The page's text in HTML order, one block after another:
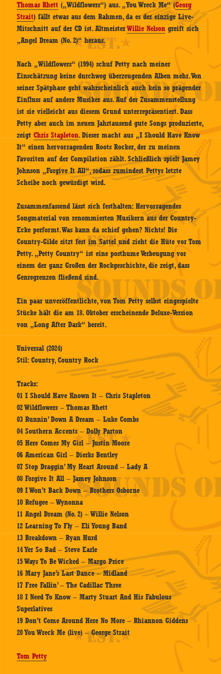
Thomas Rhett („Wildflowers“) aus. „You Wreck Me“ (Georg
Strait) fällt etwas aus dem Rahmen, da es der einzige Live-
Mitschnitt auf der CD ist. AltmeisterWillie Nelson greift sich
„Angel Dream (No. 2)“ heraus.
Nach „Wildflowers“ (1994) schuf Petty nach meiner
Einschätzung keine durchweg überzeugenden Alben mehr. Von
seiner Spätphase geht wahrscheinlich auch kein so prägender
Einfluss auf andere Musiker aus. Auf der Zusammenstellung
ist sie vielleicht aus diesem Grund unterrepräsentiert. Dass
Petty aber auch im neuen Jahrtausend gute Songs produzierte,
zeigtChris Stapleton. Dieser macht aus „I Should Have Know
It“ einen hervorragenden Roots Rocker, der zu meinen
Favoriten auf der Compilation zählt. Schließlich spielt Jamey
Johnson „Forgive It All“, sodass zumindest Pettys letzte
Scheibe noch gewürdigt wird.
Zusammenfassend lässt sich festhalten: Hervorragendes
Songmaterial von renommierten Musikern aus der Country-
Ecke performt. Was kann da schief gehen? Nichts! Die
Country-Gilde sitzt fest im Sattel und zieht die Hüte vor Tom
Petty. „Petty Country“ ist eine posthume Verbeugung vor
einem der ganz Großen der Rockgeschichte, die zeigt, dass
Genregrenzen fließend sind.
Ein paar unveröffentlichte, von Tom Petty selbst eingespielte
Stücke hält die am 18. Oktober erscheinende Deluxe-Version
von „Long After Dark“ bereit.
Universal (2024)
Stil: Country, Country Rock
Tracks:
01 I Should Have Known It – Chris Stapleton
02 Wildflowers – Thomas Rhett
03 Runnin’ Down A Dream – Luke Combs
04 Southern Accents – Dolly Parton
05 Here Comes My Girl – Justin Moore
06 American Girl – Dierks Bentley
07 Stop Draggin’ My Heart Around – Lady A
08 Forgive It All – Jamey Johnson
09 I Won’t Back Down – Brothers Osborne
10 Refugee – Wynonna
11 Angel Dream (No. 2) – Willie Nelson
12 Learning To Fly – Eli Young Band
13 Breakdown – Ryan Hurd
14 Yer So Bad – Steve Earle
15 Ways To Be Wicked – Margo Price
16 Mary Jane’s Last Dance – Midland
17 Free Fallin’ – The Cadillac Three
18 I Need To Know – Marty Stuart And His Fabulous
Superlatives
19 Don’t Come Around Here No More – Rhiannon Giddens
20 You Wreck Me (live) – George Strait
Tom Petty